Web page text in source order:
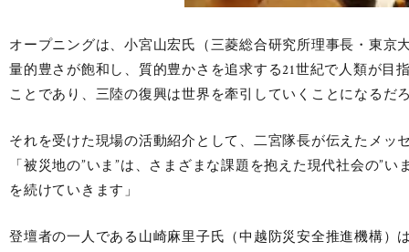
オープニングは、小宮山宏氏（三菱総合研究所理事長・東
量的豊さが飽和し、質的豊かさを追求する21世紀で人類が
ことであり、三陸の復興は世界を牽引していくことになるだ
それを受けた現場の活動紹介として、二宮隊長が伝えたメッ
「被災地の”いま”は、さまざまな課題を抱えた現代社会の”
を続けていきます」
登壇者の一人である山崎麻里子氏（中越防災安全推進機構）